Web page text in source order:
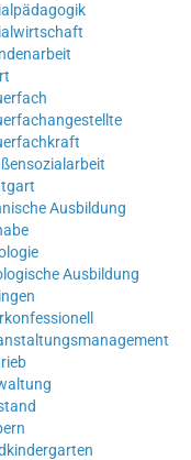
Ausbildung
Ausbildung